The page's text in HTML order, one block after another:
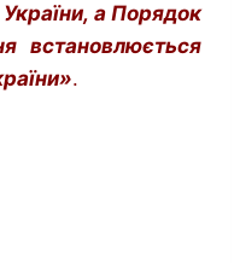
а Порядок
встановлюється
.